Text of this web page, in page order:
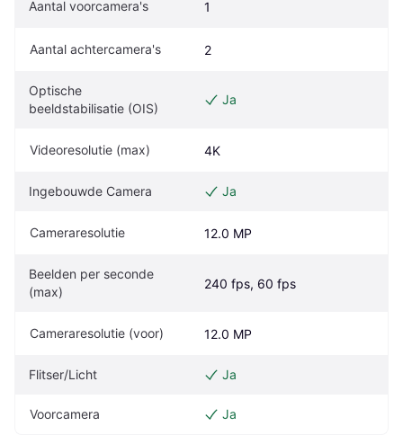
Aantal voorcamera's 1
Aantal achtercamera's 2
Optische
beeldstabilisatie (OIS)
Ja
Videoresolutie (max) 4K
Ingebouwde Camera Ja
Cameraresolutie 12.0 MP
Beelden per seconde
(max)
240 fps, 60 fps
Cameraresolutie (voor) 12.0 MP
Flitser/Licht Ja
Voorcamera Ja